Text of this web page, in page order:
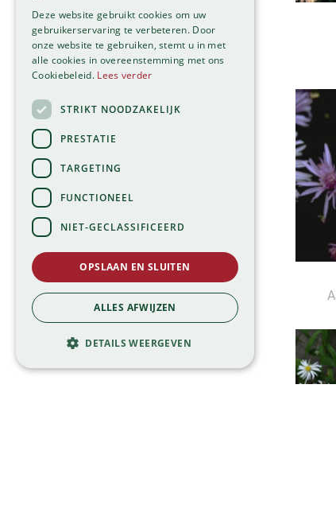
Deze website gebruikt cookies om uw
gebruikerservaring te verbeteren. Door
onze website te gebruiken, stemt u in met
alle cookies in overeenstemming met ons
Cookiebeleid. Lees verder
STRIKT NOODZAKELIJK
PRESTATIE
TARGETING
FUNCTIONEEL
NIET-GECLASSIFICEERD
OPSLAAN EN SLUITEN
ALLES AFWIJZEN
DETAILS WEERGEVEN